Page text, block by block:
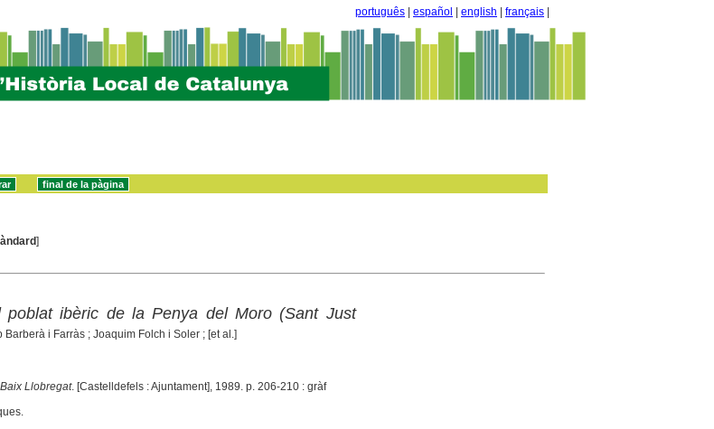
português español english français
]
poblat ibèric de la Penya del Moro (Sant Just
i Farràs ; Joaquim Folch i Soler ; [et al.]
Llobregat. [Castelldefels : Ajuntament], 1989. p. 206-210 : gràf